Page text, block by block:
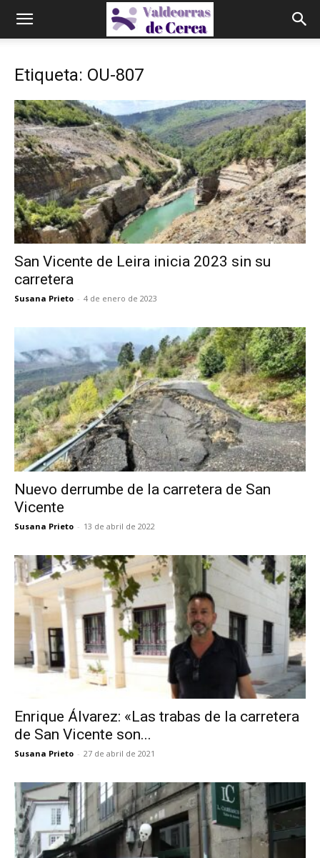
Etiqueta: OU-807
San Vicente de Leira inicia 2023 sin su
carretera
Susana Prieto - 4 de enero de 2023
Nuevo derrumbe de la carretera de San
Vicente
Susana Prieto - 13 de abril de 2022
Enrique Álvarez: «Las trabas de la carretera
de San Vicente son...
Susana Prieto - 27 de abril de 2021